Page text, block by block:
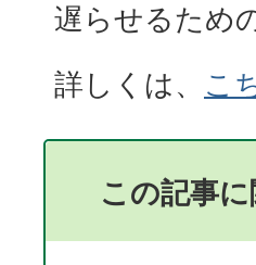
遅らせるため
詳しくは、 こ
この記事